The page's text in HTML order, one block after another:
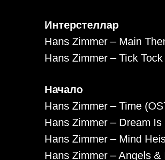
Интерстеллар
Hans Zimmer – Main
Hans Zimmer – Tick
Начало
Hans Zimmer – Time
Hans Zimmer – Dream
Hans Zimmer – Mind
Hans Zimmer – Angels